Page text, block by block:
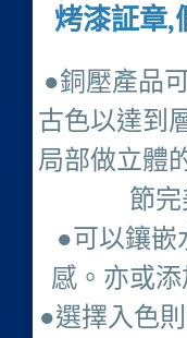
烤漆証章,
●銅壓產品
古色以達到
局部做立體
節
●可以鑲嵌
感。亦或
●選擇入色